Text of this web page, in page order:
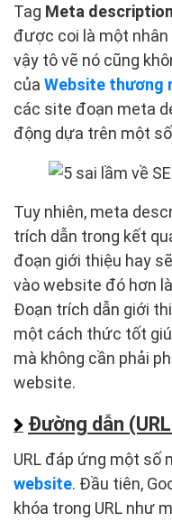
Tag Meta description
được coi là một nhân
vậy tô vẽ nó cũng
của Website thương
các site đoạn meta
động dựa trên một
Tuy nhiên, meta
trích dẫn trong kết
đoạn giới thiệu hay
vào website đó hơn
Đoạn trích dẫn giới
một cách thức tốt
mà không cần phải
website.
Đường dẫn
URL đáp ứng một số
website. Đầu tiên,
khóa trong URL như